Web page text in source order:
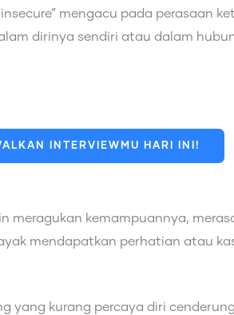
mengacu pada perasaan
dirinya sendiri atau dalam
INTERVIEWMU HARI INI!
meragukan kemampuannya,
mendapatkan perhatian atau
yang kurang percaya diri